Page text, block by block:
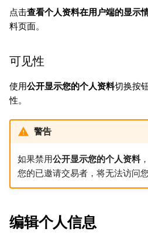
点击查看个人资料在用户端的显示
料页面。
可见性
使用公开显示您的个人资料切换按
性。
警告
如果禁用公开显示您的个人资料
您的已邀请交易者，将无法访问
编辑个人信息